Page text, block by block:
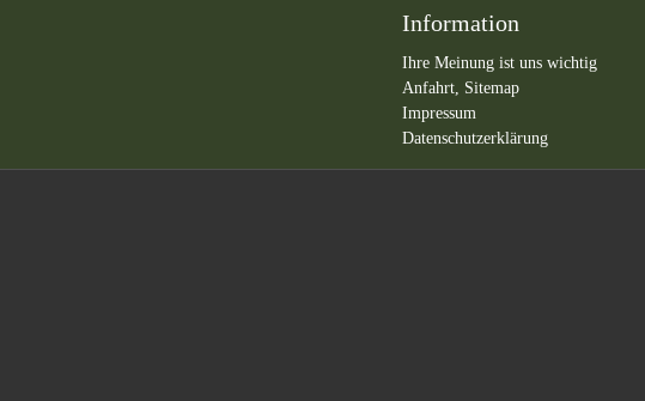
Information
Ihre Meinung ist uns wichtig
Anfahrt, Sitemap
Impressum
Datenschutzerklärung